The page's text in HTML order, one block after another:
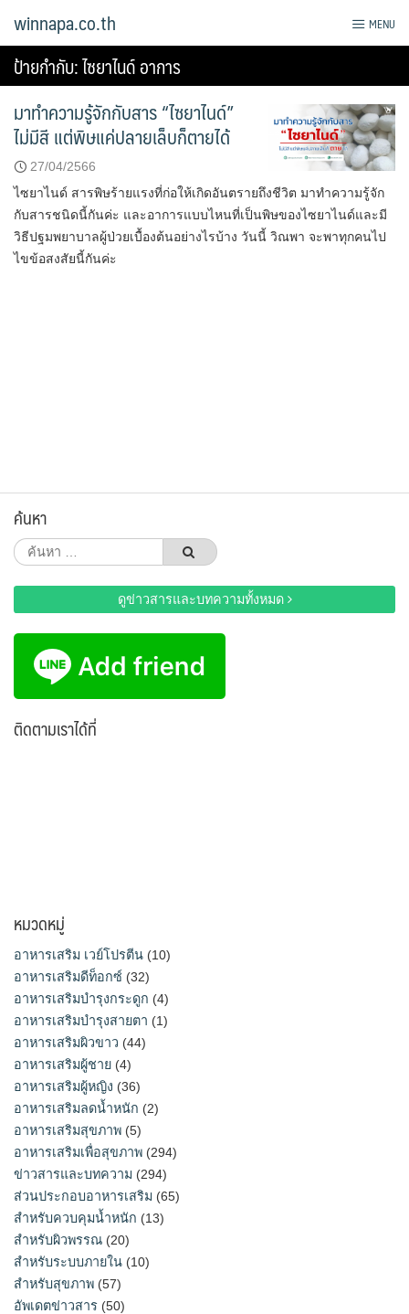
winnapa.co.th MENU
ป้ายกำกับ:ไซยาไนด์ อาการ
มาทำความรู้จักกับสาร “ไซยาไนด์”
ไม่มีสี แต่พิษแค่ปลายเล็บก็ตายได้
27/04/2566
ไซยาไนด์ สารพิษร้ายแรงที่ก่อให้เกิดอันตรายถึงชีวิต มาทำความรู้จัก
กับสารชนิดนี้กันค่ะ และอาการแบบไหนที่เป็นพิษของไซยาไนด์และมี
วิธีปฐมพยาบาลผู้ป่วยเบื้องต้นอย่างไรบ้าง วันนี้ วิณพา จะพาทุกคนไป
ไขข้อสงสัยนี้กันค่ะ
ค้นหา
ค้นหา
สำหรับ:
ดูข่าวสารและบทความทั้งหมด
ติดตามเราได้ที่
หมวดหมู่
อาหารเสริม เวย์โปรตีน (10)
อาหารเสริมดีท็อกซ์ (32)
อาหารเสริมบำรุงกระดูก (4)
อาหารเสริมบำรุงสายตา (1)
อาหารเสริมผิวขาว (44)
อาหารเสริมผู้ชาย (4)
อาหารเสริมผู้หญิง (36)
อาหารเสริมลดน้ำหนัก (2)
อาหารเสริมสุขภาพ (5)
อาหารเสริมเพื่อสุขภาพ (294)
ข่าวสารและบทความ (294)
ส่วนประกอบอาหารเสริม (65)
สำหรับควบคุมน้ำหนัก (13)
สำหรับผิวพรรณ (20)
สำหรับระบบภายใน (10)
สำหรับสุขภาพ (57)
อัพเดตข่าวสาร (50)